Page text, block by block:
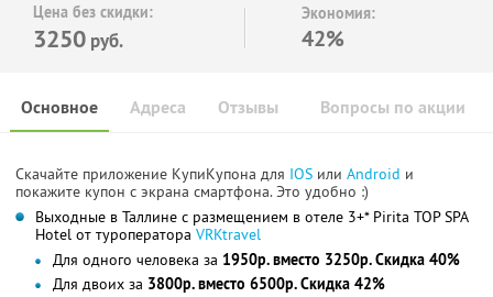
Цена без скидки:
3250 руб.
Экономия:
42%
Основное Отзывы Вопросы по акции
Адреса
Скачайте приложение КупиКупона для IOS или Android и
покажите купон с экрана смартфона. Это удобно :)
Выходные в Таллине с размещением в отеле 3+* Pirita TOP SPA
Hotel от туроператора VRKtravel
Для одного человека за 1950р. вместо 3250р. Скидка 40%
Для двоих за 3800р. вместо 6500р. Скидка 42%